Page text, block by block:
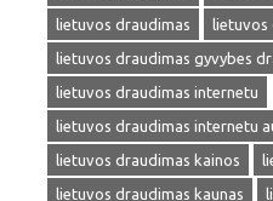
lietuvos draudimas
lietuvos
lietuvos draudimas gyvybes
lietuvos draudimas internetu
lietuvos draudimas internetu
lietuvos draudimas kainos
lietuvos draudimas kaunas